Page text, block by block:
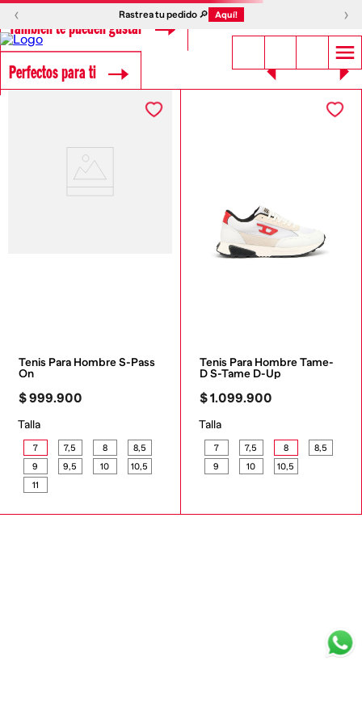
‹ Rastrea tu pedido 🔎 Aquí! ›
También te pueden gustar
Perfectos para ti
Tenis Para Hombre S-Pass
On
$999.900
Talla
7 7,5 8
8,5
9
9,5 10
10,5
11
Tenis Para Hombre Tame-
D S-Tame D-Up
$1.099.900
Talla
7 7,5 8
8,5
9
10 10,5